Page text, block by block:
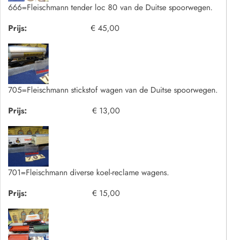
666=Fleischmann tender loc 80 van de Duitse spoorwegen.
Prijs:
€ 45,00
705=Fleischmann stickstof wagen van de Duitse spoorwegen.
Prijs:
€ 13,00
701=Fleischmann diverse koel-reclame wagens.
Prijs:
€ 15,00